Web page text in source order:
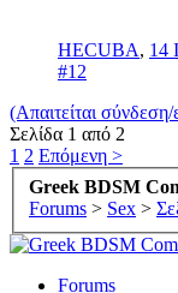
HECUBA, 14
#12
(Απαιτείται
Σελίδα 1 από 2
1 2 Επόμενη >
Greek BDSM
Forums > Sex >
Forums